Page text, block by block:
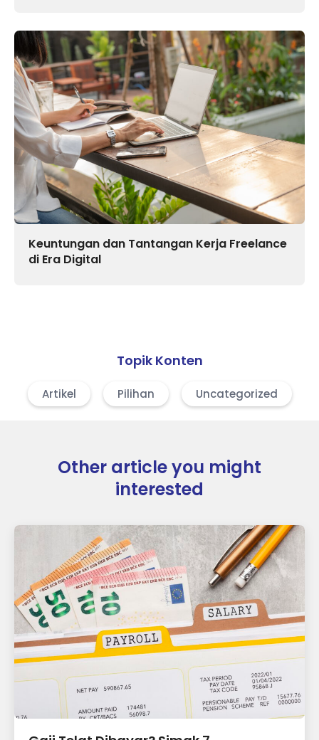
Keuntungan dan Tantangan Kerja Freelance
di Era Digital
Topik Konten
Artikel Pilihan Uncategorized
Other article you might
interested